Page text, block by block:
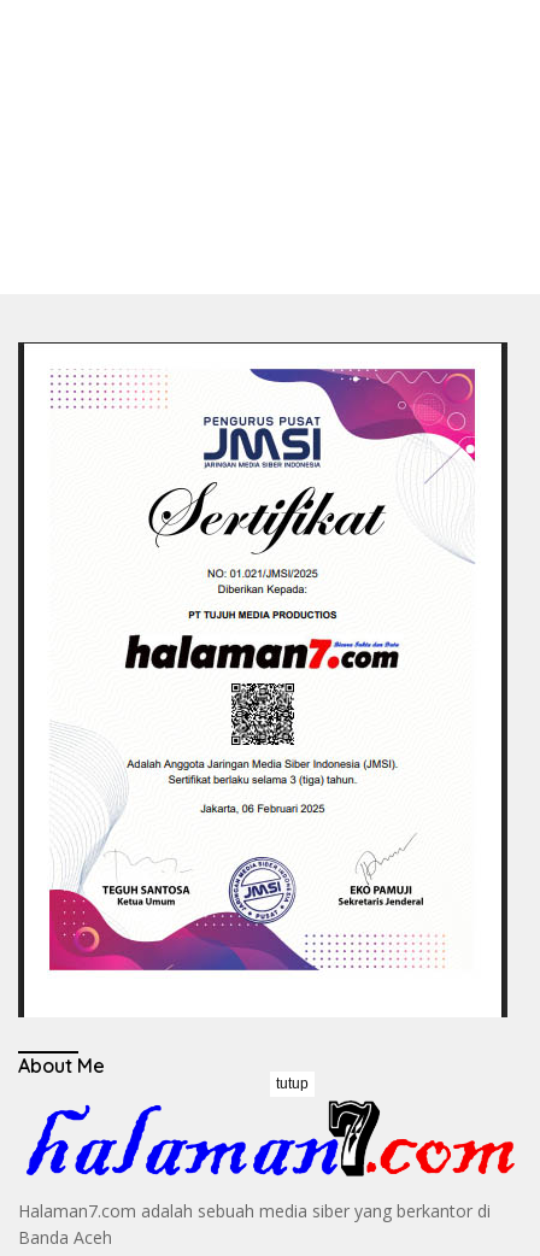
About Me
Halaman7.com adalah sebuah media siber yang berkantor di
Banda Aceh
tutup